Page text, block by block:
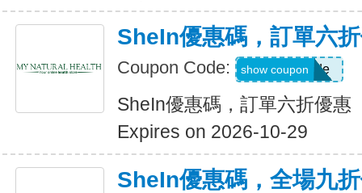
SheIn優惠碼，訂單六
Coupon Code: Show Code
show coupon
SheIn優惠碼，訂單六折優惠
Expires on 2026-10-29
SheIn優惠碼，全場九